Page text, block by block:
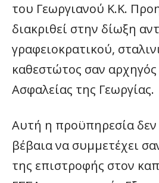
του Γεωργιανού Κ.Κ.
διακριθεί στην δίωξη
γραφειοκρατικού,
καθεστώτος σαν
Ασφαλείας της Γεωργίας.
Αυτή η προϋπηρεσία δεν
βέβαια να συμμετέχει
της επιστροφής στον